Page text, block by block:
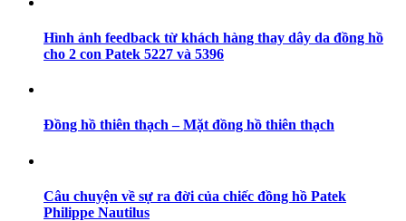
Hình ảnh feedback từ khách hàng thay dây da đồng hồ
cho 2 con Patek 5227 và 5396
Đồng hồ thiên thạch – Mặt đồng hồ thiên thạch
Câu chuyện về sự ra đời của chiếc đồng hồ Patek
Philippe Nautilus